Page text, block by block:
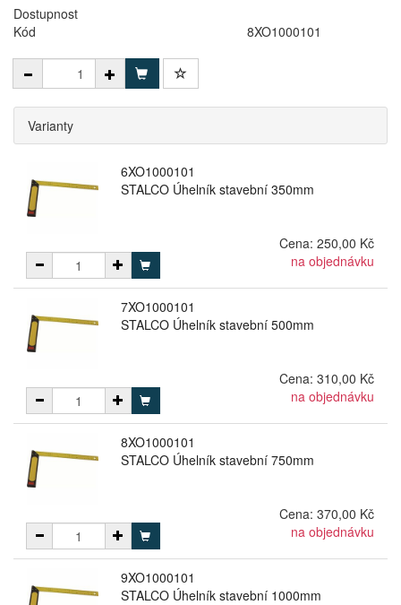
Dostupnost
Kód
8XO1000101
Varianty
6XO1000101
STALCO Úhelník stavební 350mm
Cena: 250,00 Kč
na objednávku
7XO1000101
STALCO Úhelník stavební 500mm
Cena: 310,00 Kč
na objednávku
8XO1000101
STALCO Úhelník stavební 750mm
Cena: 370,00 Kč
na objednávku
9XO1000101
STALCO Úhelník stavební 1000mm